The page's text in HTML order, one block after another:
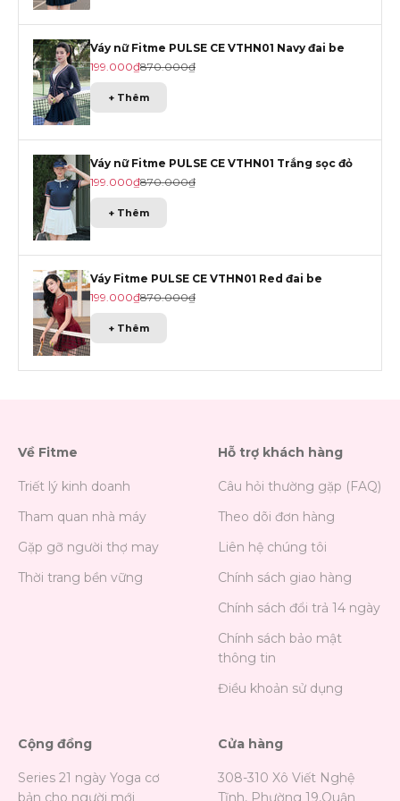
Váy nữ Fitme PULSE CE VTHN01 Navy đai be
Giá khuyến mãi
199.000₫Giá gốc
870.000₫
+ Thêm
Váy nữ Fitme PULSE CE VTHN01 Trắng sọc đỏ
Giá khuyến mãi
199.000₫Giá gốc
870.000₫
+ Thêm
Váy Fitme PULSE CE VTHN01 Red đai be
Giá khuyến mãi
199.000₫Giá gốc
870.000₫
+ Thêm
Về Fitme
Triết lý kinh doanh
Tham quan nhà máy
Gặp gỡ người thợ may
Thời trang bền vững
Hỗ trợ khách hàng
Câu hỏi thường gặp (FAQ)
Theo dõi đơn hàng
Liên hệ chúng tôi
Chính sách giao hàng
Chính sách đổi trả 14 ngày
Chính sách bảo mật
thông tin
Điều khoản sử dụng
Cộng đồng
Series 21 ngày Yoga cơ
bản cho người mới
Cửa hàng
308-310 Xô Viết Nghệ
Tĩnh, Phường 19,Quận